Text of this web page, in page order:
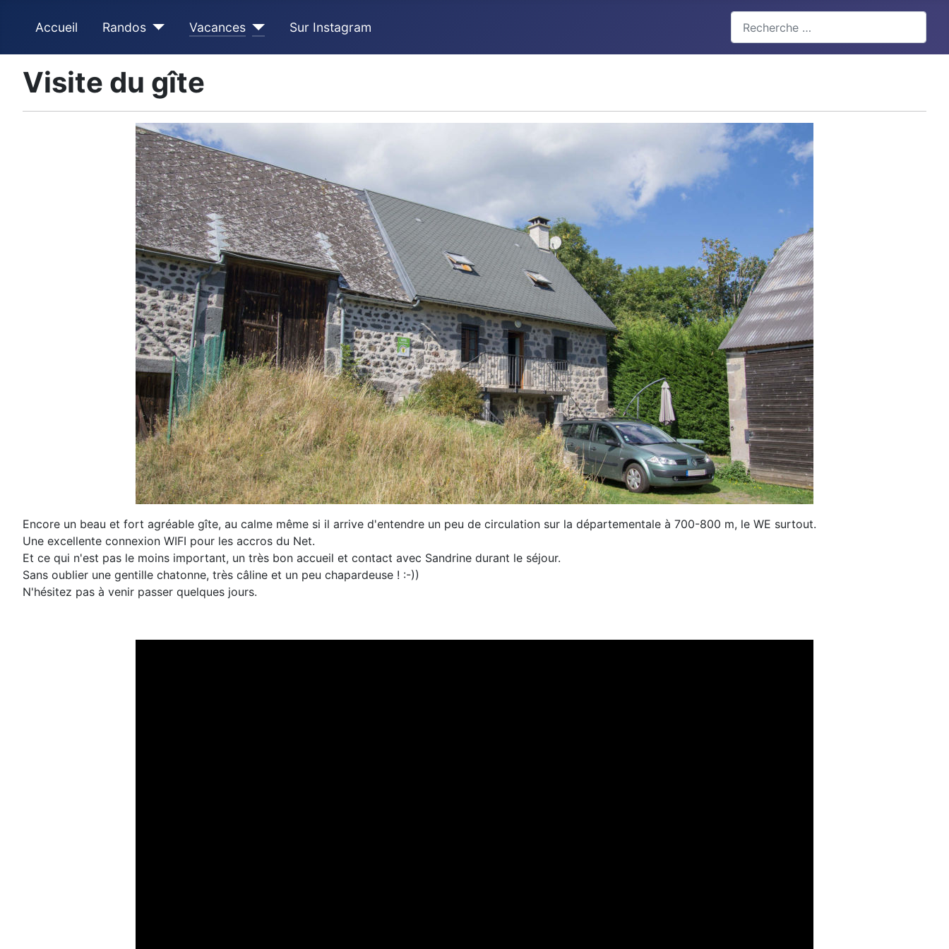
Accueil Randos Vacances Sur Instagram
Type 2 or more characters for results.
Visite du gîte
Encore un beau et fort agréable gîte, au calme même si il arrive d'entendre un peu de circulation sur la départementale à 700-800 m, le WE surtout.
Une excellente connexion WIFI pour les accros du Net.
Et ce qui n'est pas le moins important, un très bon accueil et contact avec Sandrine durant le séjour.
Sans oublier une gentille chatonne, très câline et un peu chapardeuse ! :-))
N'hésitez pas à venir passer quelques jours.